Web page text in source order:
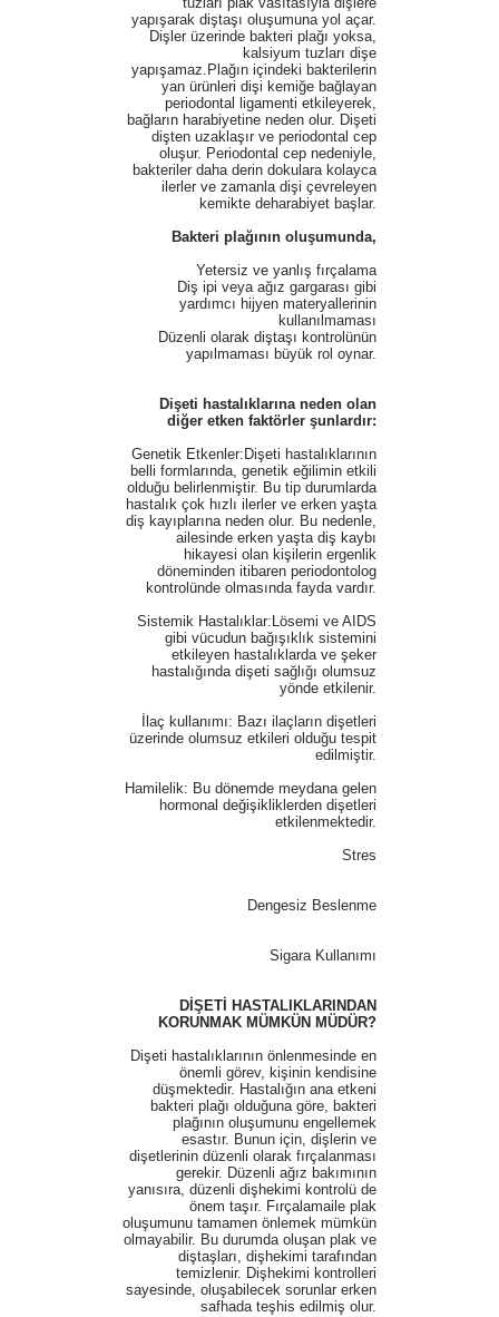
yapışarak diştaşı oluşumuna yol açar.
Dişler üzerinde bakteri plağı yoksa,
kalsiyum tuzları dişe
yapışamaz.Plağın içindeki bakterilerin
yan ürünleri dişi kemiğe bağlayan
periodontal ligamenti etkileyerek,
bağların harabiyetine neden olur. Dişeti
dişten uzaklaşır ve periodontal cep
oluşur. Periodontal cep nedeniyle,
bakteriler daha derin dokulara kolayca
ilerler ve zamanla dişi çevreleyen
kemikte deharabiyet başlar.
Bakteri plağının oluşumunda,
Yetersiz ve yanlış fırçalama
Diş ipi veya ağız gargarası gibi
yardımcı hijyen materyallerinin
kullanılmaması
Düzenli olarak diştaşı kontrolünün
yapılmaması büyük rol oynar.
Dişeti hastalıklarına neden olan
diğer etken faktörler şunlardır:
Genetik Etkenler:Dişeti hastalıklarının
belli formlarında, genetik eğilimin etkili
olduğu belirlenmiştir. Bu tip durumlarda
hastalık çok hızlı ilerler ve erken yaşta
diş kayıplarına neden olur. Bu nedenle,
ailesinde erken yaşta diş kaybı
hikayesi olan kişilerin ergenlik
döneminden itibaren periodontolog
kontrolünde olmasında fayda vardır.
Sistemik Hastalıklar:Lösemi ve AIDS
gibi vücudun bağışıklık sistemini
etkileyen hastalıklarda ve şeker
hastalığında dişeti sağlığı olumsuz
yönde etkilenir.
İlaç kullanımı: Bazı ilaçların dişetleri
üzerinde olumsuz etkileri olduğu tespit
edilmiştir.
Hamilelik: Bu dönemde meydana gelen
hormonal değişikliklerden dişetleri
etkilenmektedir.
Stres
Dengesiz Beslenme
Sigara Kullanımı
DİŞETİ HASTALIKLARINDAN
KORUNMAK MÜMKÜN MÜDÜR?
Dişeti hastalıklarının önlenmesinde en
önemli görev, kişinin kendisine
düşmektedir. Hastalığın ana etkeni
bakteri plağı olduğuna göre, bakteri
plağının oluşumunu engellemek
esastır. Bunun için, dişlerin ve
dişetlerinin düzenli olarak fırçalanması
gerekir. Düzenli ağız bakımının
yanısıra, düzenli dişhekimi kontrolü de
önem taşır. Fırçalamaile plak
oluşumunu tamamen önlemek mümkün
olmayabilir. Bu durumda oluşan plak ve
diştaşları, dişhekimi tarafından
temizlenir. Dişhekimi kontrolleri
sayesinde, oluşabilecek sorunlar erken
safhada teşhis edilmiş olur.